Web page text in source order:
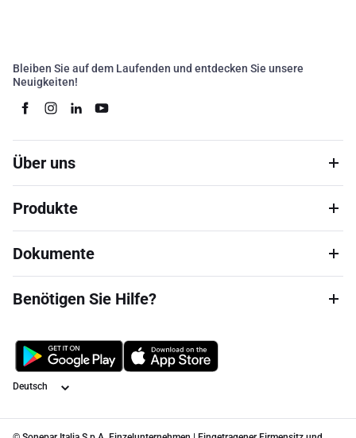
Bleiben Sie auf dem Laufenden und entdecken Sie unsere
Neuigkeiten!
Über uns
Produkte
Dokumente
Benötigen Sie Hilfe?
Sprache